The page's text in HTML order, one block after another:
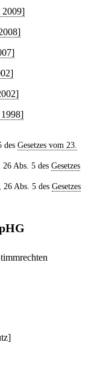
2009]
1998]
des Gesetzes vom 23.
Abs. 5 des Gesetzes
Abs. 5 des Gesetzes
]